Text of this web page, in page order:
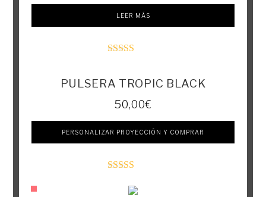
LEER MÁS
PULSERA TROPIC BLACK
50,00€
PERSONALIZAR PROYECCIÓN Y COMPRAR
5.00de 5